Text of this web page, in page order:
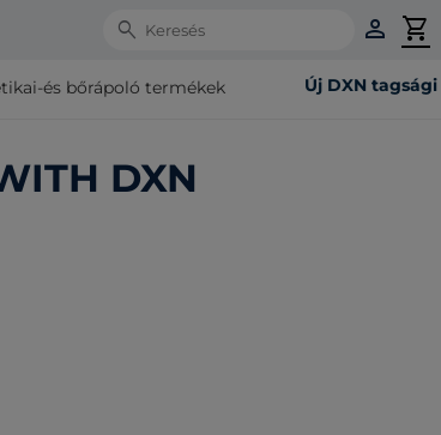
Search person shopping_cart
és bőrápoló termékek Új DXN
DXN